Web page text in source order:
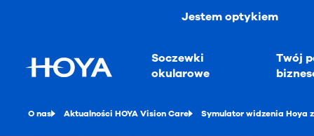
Jestem optykiem
Soczewki
okularowe
Twój
O nas Aktualności HOYA Vision Care Symulator widzenia Hoya